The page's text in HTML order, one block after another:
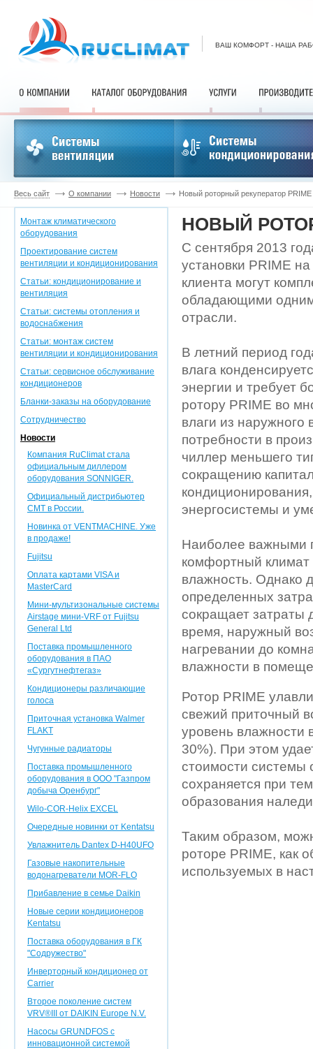
ВАШ КОМФОРТ - НАША
Весь сайт О компании Новости Новый роторный рекуператор PRIME
Монтаж климатического
оборудования
Проектирование систем
вентиляции и кондиционирования
Статьи: кондиционирование и
вентиляция
Статьи: системы отопления и
водоснабжения
Статьи: монтаж систем
вентиляции и кондиционирования
Статьи: сервисное обслуживание
кондиционеров
Бланки-заказы на оборудование
Сотрудничество
Новости
Компания RuClimat стала
официальным диллером
оборудования SONNIGER.
Официальный дистрибьютер
CMT в России.
Новинка от VENTMACHINE. Уже
в продаже!
Fujitsu
Оплата картами VISA и
MasterCard
Мини-мультизональные системы
Airstage мини-VRF от Fujitsu
General Ltd
Поставка промышленного
оборудования в ПАО
«Сургутнефтегаз»
Кондиционеры различающие
голоса
Приточная установка Walmer
FLAKT
Чугунные радиаторы
Поставка промышленного
оборудования в ООО "Газпром
добыча Оренбург"
Wilo-COR-Helix EXCEL
Очередные новинки от Kentatsu
Увлажнитель Dantex D-H40UFO
Газовые накопительные
водонагреватели MOR-FLO
Прибавление в семье Daikin
Новые серии кондиционеров
Kentatsu
Поставка оборудования в ГК
"Содружество"
Инверторный кондиционер от
Carrier
Второе поколение систем
VRV®III от DAIKIN Europe N.V.
Насосы GRUNDFOS с
инновационной системой
НОВЫЙ
C сентября 2013
установки PRIME
клиента могут
обладающими
отрасли.
В летний период
влага
энергии и требует
ротору PRIME во
влаги из наружного
потребности в
чиллер меньшего
сокращению
энергосистемы и
Наиболее важными
комфортный
влажность. Однако
определенных
сокращает затраты
время, наружный
нагревании до
влажности в
Ротор PRIME
свежий приточный
уровень влажности
30%). При этом
стоимости системы
сохраняется при
образования
Таким образом,
роторе PRIME, как
используемых в